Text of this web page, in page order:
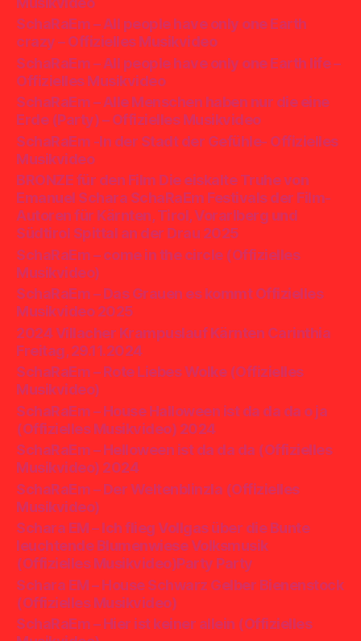
SchaRaEm – All people have only one Earth
crazy – Offizielles Musikvideo
SchaRaEm – All people have only one Earth life –
Offizielles Musikvideo
SchaRaEm – Alle Menschen haben nur die eine
Erde (Party) – Offizielles Musikvideo
SchaRaEm -In der Stadt der Gefühle- Offizielles
Musikvideo
BRONZE für den Film Die eiskalte Truhe von
Emanuel Schara SchaRaEm Festivals der Film-
Autoren für Kärnten, Tirol, Vorarlberg und
Südtirol Spittal an der Drau 2025
SchaRaEm – come in the circle (Offizielles
Musikvideo)
SchaRaEm – Das Grauen es kommt Offizielles
Musikvideo 2025
2024 Villacher Krampuslauf Kärnten Carinthia
Freitag, 29.11.2024
SchaRaEm – Rote Liebes Wolke (Offizielles
Musikvideo)
SchaRaEm – House Halloween ist da da da o ja
(Offizielles Musikvideo) 2024
SchaRaEm – Helloween ist da da da (Offizielles
Musikvideo) 2024
SchaRaEm – Der Weltenblinzla (Offizielles
Musikvideo)
Schara EM – Ich flieg Vollgas über die Bunte
leuchtende Blumenwiese Volksmusik
(Offizielles Musikvideo)Party Party
Schara EM – House Schwarz Gelber Bienenstock
(Offizielles Musikvideo)
SchaRaEm – Hier ist keiner allein (Offizielles